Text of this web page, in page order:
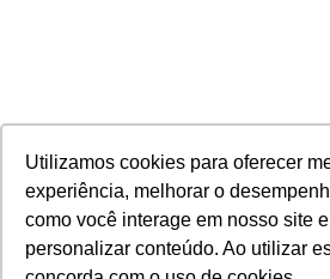
Utilizamos cookies para oferecer
experiência, melhorar o
como você interage em nosso site e
personalizar conteúdo. Ao utilizar